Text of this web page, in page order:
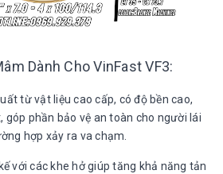
Dành Cho VinFast VF3:
từ vật liệu cao cấp, có độ bền cao,
góp phần bảo vệ an toàn cho người lái
hợp xảy ra va chạm.
với các khe hở giúp tăng khả năng tản